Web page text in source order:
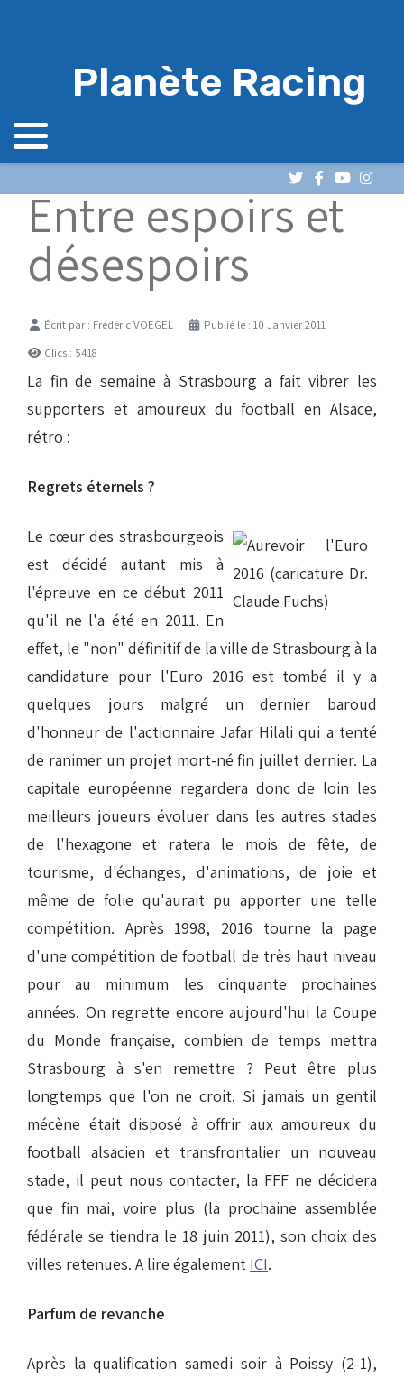
Planète Racing
Entre espoirs et
désespoirs
DétailsÉcrit par : Frédéric VOEGEL
Publié le : 10 Janvier 2011
Clics : 5418
La fin de semaine à Strasbourg a fait vibrer les
supporters et amoureux du football en Alsace,
rétro :
Regrets éternels ?
Le cœur des strasbourgeois
est décidé autant mis à
l'épreuve en ce début 2011
qu'il ne l'a été en 2011. En
effet, le "non" définitif de la ville de Strasbourg à la
candidature pour l'Euro 2016 est tombé il y a
quelques jours malgré un dernier baroud
d'honneur de l'actionnaire Jafar Hilali qui a tenté
de ranimer un projet mort-né fin juillet dernier. La
capitale européenne regardera donc de loin les
meilleurs joueurs évoluer dans les autres stades
de l'hexagone et ratera le mois de fête, de
tourisme, d'échanges, d'animations, de joie et
même de folie qu'aurait pu apporter une telle
compétition. Après 1998, 2016 tourne la page
d'une compétition de football de très haut niveau
pour au minimum les cinquante prochaines
années. On regrette encore aujourd'hui la Coupe
du Monde française, combien de temps mettra
Strasbourg à s'en remettre ? Peut être plus
longtemps que l'on ne croit. Si jamais un gentil
mécène était disposé à offrir aux amoureux du
football alsacien et transfrontalier un nouveau
stade, il peut nous contacter, la FFF ne décidera
que fin mai, voire plus (la prochaine assemblée
fédérale se tiendra le 18 juin 2011), son choix des
villes retenues. A lire également ICI.
Parfum de revanche
Après la qualification samedi soir à Poissy (2-1),